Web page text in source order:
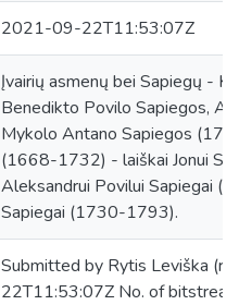
2021-09-22T11:53:07Z
Įvairių asmenų bei Sapiegų -
Benedikto Povilo Sapiegos,
Mykolo Antano Sapiegos
(1668-1732) - laiškai Jonui
Aleksandrui Povilui Sapiegai
Sapiegai (1730-1793).
Submitted by Rytis Leviška
22T11:53:07Z No. of